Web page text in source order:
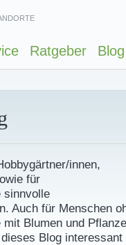
Ratgeber Blog
innen,
für
sinnvolle
Auch für Menschen
Blumen und
Blog interessant